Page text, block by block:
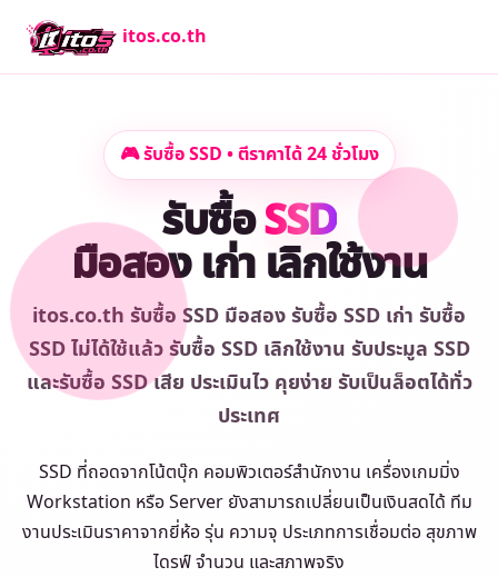
itos.co.th
🎮 รับซื้อ SSD • ตีราคาได้ 24 ชั่วโมง
รับซื้อSSD
มือสอง เก่า เลิกใช้งาน
itos.co.th รับซื้อ SSD มือสอง รับซื้อ SSD เก่า รับซื้อ
SSD ไม่ได้ใช้แล้ว รับซื้อ SSD เลิกใช้งาน รับประมูล SSD
และรับซื้อ SSD เสีย ประเมินไว คุยง่าย รับเป็นล็อตได้ทั่ว
ประเทศ
SSD ที่ถอดจากโน้ตบุ๊ก คอมพิวเตอร์สำนักงาน เครื่องเกมมิ่ง
Workstation หรือ Server ยังสามารถเปลี่ยนเป็นเงินสดได้ ทีม
งานประเมินราคาจากยี่ห้อ รุ่น ความจุ ประเภทการเชื่อมต่อ สุขภาพ
ไดรฟ์ จำนวน และสภาพจริง